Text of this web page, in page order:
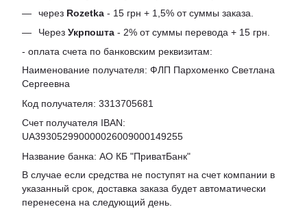
через Rozetka - 15 грн + 1,5% от суммы заказа.
Через Укрпошта - 2% от суммы перевода + 15 грн.
- оплата счета по банковским реквизитам:
Наименование получателя: ФЛП Пархоменко Светлана
Сергеевна
Код получателя: 3313705681
Счет получателя IBAN:
UA393052990000026009000149255
Название банка: АО КБ "ПриватБанк"
В случае если средства не поступят на счет компании в
указанный срок, доставка заказа будет автоматически
перенесена на следующий день.